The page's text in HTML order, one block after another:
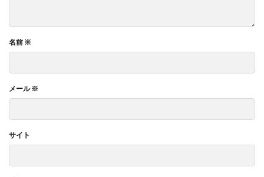
名前 ※
メール※
サイト